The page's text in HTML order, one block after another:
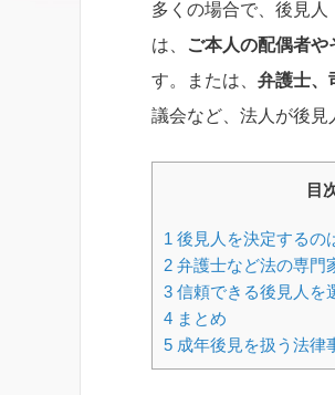
多くの場合で、後見
は、
ご本人の配偶者
す。または、 弁護士、
議会など、法人が後見
目
1 後見人を決定するの
2 弁護士など法の専門
3 信頼できる後見人を
4 まとめ
5 成年後見を扱う法律